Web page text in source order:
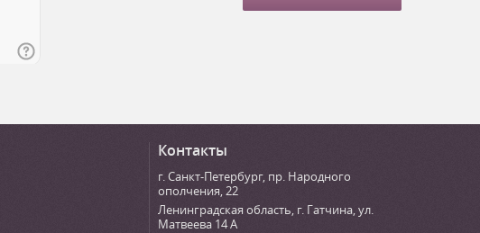
Контакты
г. Санкт-Петербург, пр. Народного
ополчения, 22
Ленинградская область, г. Гатчина,ул.
Матвеева 14 А